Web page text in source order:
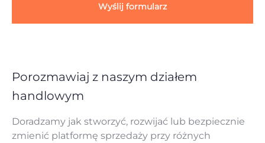
Wyślij formularz
Porozmawiaj z naszym działem
handlowym
Doradzamy jak stworzyć, rozwijać lub bezpiecznie
zmienić platformę sprzedaży przy różnych